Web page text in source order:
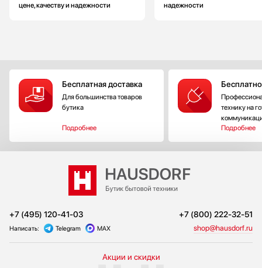
цене, качеству и надежности
надежности
Бесплатная доставка
Для большинства товаров
бутика
Подробнее
технику на
Подробнее
+7 (495) 120-41-03 +7 (800) 222-32-51
Написать: Telegram MAX shop@hausdorf.ru
Акции и скидки